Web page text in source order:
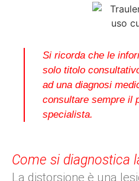
Si ricorda che le
solo titolo
ad una diagnosi
consultare sempre il
specialista.
Come si diagnostica
La distorsione è una